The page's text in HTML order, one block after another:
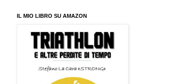
IL MIO LIBRO SU AMAZON